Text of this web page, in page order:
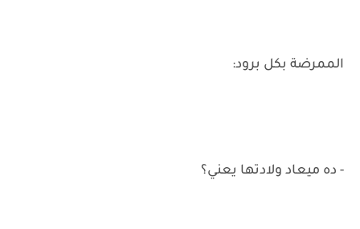
الممرضة بكل برود:
- ده ميعاد ولادتها يعني؟